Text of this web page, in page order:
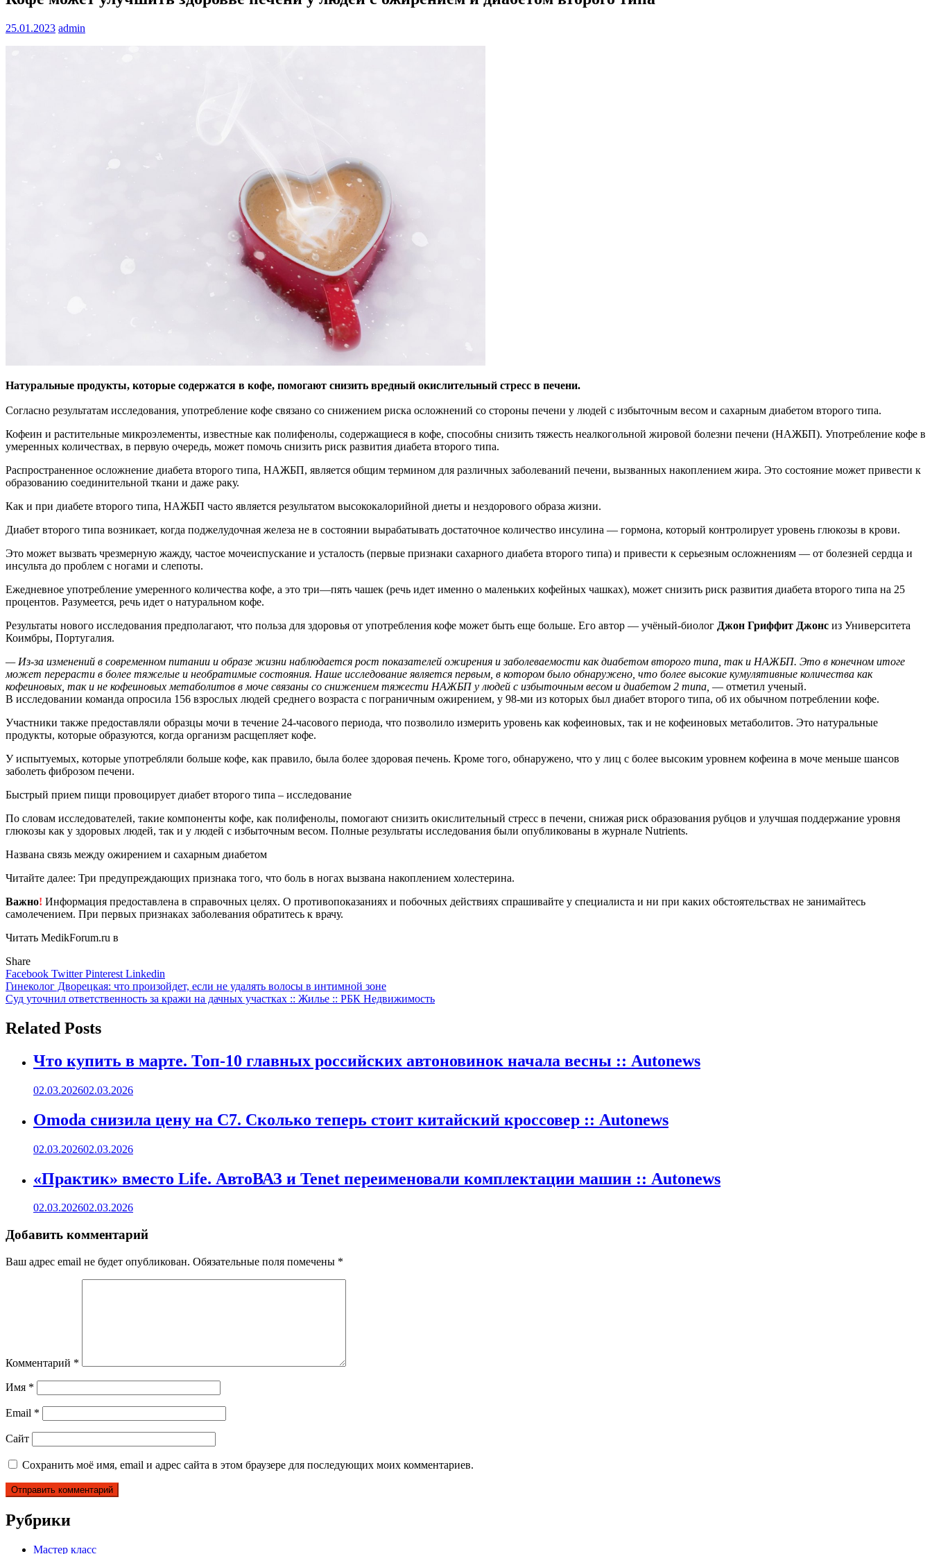
25.01.2023 admin
Натуральные продукты, которые содержатся в кофе, помогают снизить вредный окислительный стресс в печени.
Согласно результатам исследования, употребление кофе связано со снижением риска осложнений со стороны печени у людей с избыточным весом и сахарным диабетом второго типа.
Кофеин и растительные микроэлементы, известные как полифенолы, содержащиеся в кофе, способны снизить тяжесть неалкогольной жировой болезни печени (НАЖБП). Употребление кофе в
умеренных количествах, в первую очередь, может помочь снизить риск развития диабета второго типа.
Распространенное осложнение диабета второго типа, НАЖБП, является общим термином для различных заболеваний печени, вызванных накоплением жира. Это состояние может привести к
образованию соединительной ткани и даже раку.
Как и при диабете второго типа, НАЖБП часто является результатом высококалорийной диеты и нездорового образа жизни.
Диабет второго типа возникает, когда поджелудочная железа не в состоянии вырабатывать достаточное количество инсулина — гормона, который контролирует уровень глюкозы в крови.
Это может вызвать чрезмерную жажду, частое мочеиспускание и усталость (первые признаки сахарного диабета второго типа) и привести к серьезным осложнениям — от болезней сердца и
инсульта до проблем с ногами и слепоты.
Ежедневное употребление умеренного количества кофе, а это три—пять чашек (речь идет именно о маленьких кофейных чашках), может снизить риск развития диабета второго типа на 25
процентов. Разумеется, речь идет о натуральном кофе.
Результаты нового исследования предполагают, что польза для здоровья от употребления кофе может быть еще больше. Его автор — учёный-биолог Джон Гриффит Джонс из Университета
Коимбры, Португалия.
— Из-за изменений в современном питании и образе жизни наблюдается рост показателей ожирения и заболеваемости как диабетом второго типа, так и НАЖБП. Это в конечном итоге
может перерасти в более тяжелые и необратимые состояния. Наше исследование является первым, в котором было обнаружено, что более высокие кумулятивные количества как
кофеиновых, так и не кофеиновых метаболитов в моче связаны со снижением тяжести НАЖБП у людей с избыточным весом и диабетом 2 типа, — отметил ученый.
В исследовании команда опросила 156 взрослых людей среднего возраста с пограничным ожирением, у 98-ми из которых был диабет второго типа, об их обычном потреблении кофе.
Участники также предоставляли образцы мочи в течение 24-часового периода, что позволило измерить уровень как кофеиновых, так и не кофеиновых метаболитов. Это натуральные
продукты, которые образуются, когда организм расщепляет кофе.
У испытуемых, которые употребляли больше кофе, как правило, была более здоровая печень. Кроме того, обнаружено, что у лиц с более высоким уровнем кофеина в моче меньше шансов
заболеть фиброзом печени.
Быстрый прием пищи провоцирует диабет второго типа – исследование
По словам исследователей, такие компоненты кофе, как полифенолы, помогают снизить окислительный стресс в печени, снижая риск образования рубцов и улучшая поддержание уровня
глюкозы как у здоровых людей, так и у людей с избыточным весом. Полные результаты исследования были опубликованы в журнале Nutrients.
Названа связь между ожирением и сахарным диабетом
Читайте далее: Три предупреждающих признака того, что боль в ногах вызвана накоплением холестерина.
Важно! Информация предоставлена в справочных целях. О противопоказаниях и побочных действиях спрашивайте у специалиста и ни при каких обстоятельствах не занимайтесь
самолечением. При первых признаках заболевания обратитесь к врачу.
Читать MedikForum.ru в
Share
Facebook TwitterPinterest Linkedin
Навигация
по
записям
Гинеколог Дворецкая: что произойдет, если не удалять волосы в интимной зоне
Суд уточнил ответственность за кражи на дачных участках :: Жилье :: РБК Недвижимость
Related Posts
Что купить в марте. Топ-10 главных российских автоновинок начала весны :: Autonews
02.03.202602.03.2026
Omoda снизила цену на C7. Сколько теперь стоит китайский кроссовер :: Autonews
02.03.202602.03.2026
«Практик» вместо Life. АвтоВАЗ и Tenet переименовали комплектации машин :: Autonews
02.03.202602.03.2026
Добавить комментарий
Ваш адрес email не будет опубликован. Обязательные поля помечены *
Комментарий *
Имя *
Email *
Сайт
Сохранить моё имя, email и адрес сайта в этом браузере для последующих моих комментариев.
Рубрики
Мастер класс